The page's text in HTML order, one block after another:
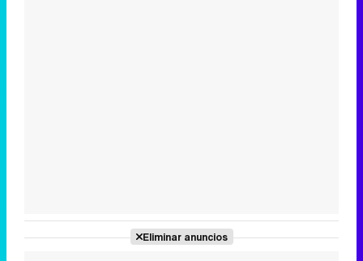
Eliminar anuncios